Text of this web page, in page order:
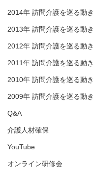
2014年 訪問介護を巡る動き
2013年 訪問介護を巡る動き
2012年 訪問介護を巡る動き
2011年 訪問介護を巡る動き
2010年 訪問介護を巡る動き
2009年 訪問介護を巡る動き
Q&A
介護人材確保
YouTube
オンライン研修会